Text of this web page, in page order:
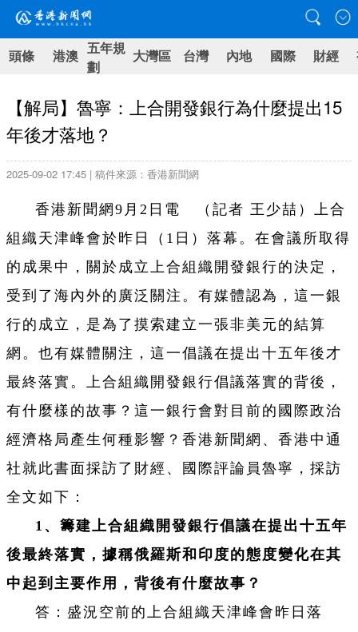
頭條 港澳 五年規
劃
大灣區 台灣 內地 國際 財經
【解局】魯寧：上合開發銀行為什麼提出15
年後才落地？
2025-09-02 17:45 | 稿件來源：香港新聞網
香港新聞網9月2日電 （記者 王少喆）上合
組織天津峰會於昨日（1日）落幕。在會議所取得
的成果中，關於成立上合組織開發銀行的決定，
受到了海內外的廣泛關注。有媒體認為，這一銀
行的成立，是為了摸索建立一張非美元的結算
網。也有媒體關注，這一倡議在提出十五年後才
最終落實。上合組織開發銀行倡議落實的背後，
有什麼樣的故事？這一銀行會對目前的國際政治
經濟格局產生何種影響？香港新聞網、香港中通
社就此書面採訪了財經、國際評論員魯寧，採訪
全文如下：
1、籌建上合組織開發銀行倡議在提出十五年
後最終落實，據稱俄羅斯和印度的態度變化在其
中起到主要作用，背後有什麼故事？
答：盛況空前的上合組織天津峰會昨日落